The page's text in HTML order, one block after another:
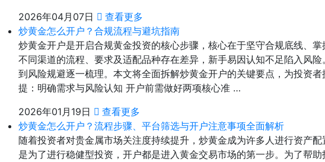
2026年04月07日
查看更多
炒黄金怎么开户？合规流程与避坑指南
炒黄金开户是开启合规黄金投资的核心步骤，核心在于坚守合规底线、
不同渠道的流程、要求及适配品种存在差异，新手易因认知不足陷入风
到风险规避逐一梳理。本文将全面拆解炒黄金开户的关键要点，为投资
提：明确需求与风险认知 开户前需做好两项核心准 …
2026年01月19日
查看更多
炒黄金怎么开户？流程步骤、平台筛选与开户注意事项全面解析
随着投资者对贵金属市场关注度持续提升，炒黄金成为许多人进行资产
是为了进行稳健型投资，开户都是进入黄金交易市场的第一步。为了帮